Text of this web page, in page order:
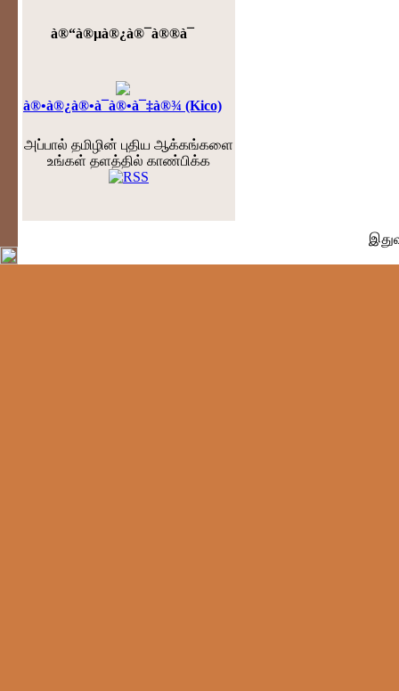
à®“à®µà®¿à®¯à®®à¯
à®•à®¿à®•à¯à®•à¯‡à®¾ (Kico)
அப்பால் தமிழின் புதிய ஆக்கங்களை
உங்கள் தளத்தில் காண்பிக்க